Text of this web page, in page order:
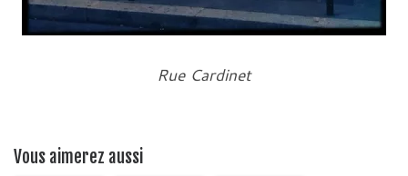
Rue Cardinet
Vous aimerez aussi